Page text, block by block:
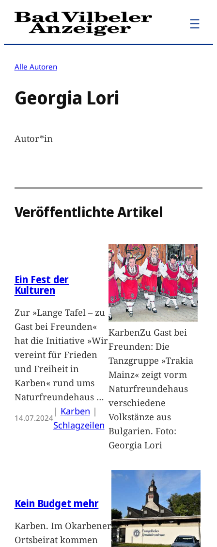
Zum
Inhalt
Alle Autoren
Georgia Lori
Autor*in
Veröffentlichte Artikel
Ein Fest der
Kulturen
Zur »Lange Tafel – zu
Gast bei Freunden«
hat die Initiative »Wir
vereint für Frieden
und Freiheit in
Karben« rund ums
Naturfreundehaus …
14.07.2024
| Karben
Schlagzeilen
KarbenZu Gast bei
Freunden: Die
Tanzgruppe »Trakia
Mainz« zeigt vorm
Naturfreundehaus
verschiedene
Volkstänze aus
Bulgarien. Foto:
Georgia Lori
Kein Budget mehr
Karben. Im Okarbener
Ortsbeirat kommen